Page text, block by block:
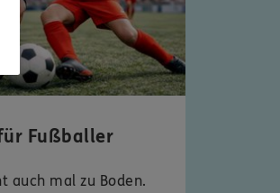
Fußballer
auch mal zu Boden.